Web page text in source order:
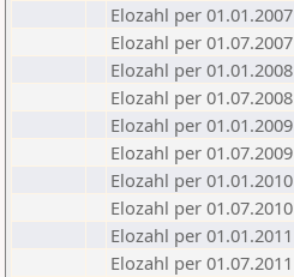
Elozahl per 01.01.2007
Elozahl per 01.07.2007
Elozahl per 01.01.2008
Elozahl per 01.07.2008
Elozahl per 01.01.2009
Elozahl per 01.07.2009
Elozahl per 01.01.2010
Elozahl per 01.07.2010
Elozahl per 01.01.2011
Elozahl per 01.07.2011